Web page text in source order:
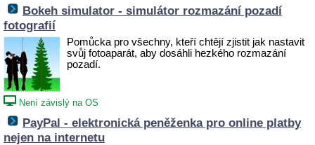
Bokeh simulator - simulátor rozmazání pozadí
fotografií
Pomůcka pro všechny, kteří chtějí zjistit jak nastavit
svůj fotoaparát, aby dosáhli hezkého rozmazání
pozadí.
Není závislý na OS
PayPal - elektronická peněženka pro online platby
nejen na internetu